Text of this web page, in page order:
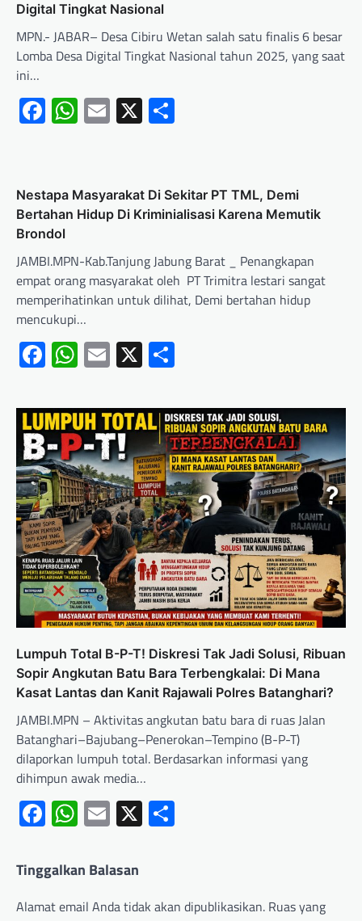
Digital Tingkat Nasional
MPN.- JABAR– Desa Cibiru Wetan salah satu finalis 6 besar
Lomba Desa Digital Tingkat Nasional tahun 2025, yang saat
ini…
Facebook
WhatsApp
Email
X
Nestapa Masyarakat Di Sekitar PT TML, Demi
Bertahan Hidup Di Kriminialisasi Karena Memutik
Brondol
JAMBI.MPN-Kab.Tanjung Jabung Barat _ Penangkapan
empat orang masyarakat oleh PT Trimitra lestari sangat
memperihatinkan untuk dilihat, Demi bertahan hidup
mencukupi…
Facebook
WhatsApp
Email
X
Lumpuh Total B-P-T! Diskresi Tak Jadi Solusi, Ribuan
Sopir Angkutan Batu Bara Terbengkalai: Di Mana
Kasat Lantas dan Kanit Rajawali Polres Batanghari?
JAMBI.MPN – Aktivitas angkutan batu bara di ruas Jalan
Batanghari–Bajubang–Penerokan–Tempino (B-P-T)
dilaporkan lumpuh total. Berdasarkan informasi yang
dihimpun awak media…
Facebook
WhatsApp
Email
X
Tinggalkan Balasan
Alamat email Anda tidak akan dipublikasikan. Ruas yang